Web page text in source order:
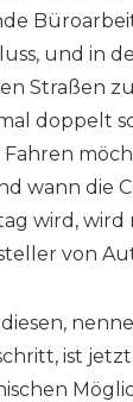
und in
Straßen
doppelt
wann die
wird, wird
von
diesen,
ist